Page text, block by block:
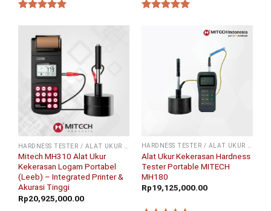
Mitech MH310 Alat Ukur
Kekerasan Logam Portabel
(Leeb) – Integrated Printer &
Akurasi Tinggi
Rp20,925,000.00
HARDNESS TESTER / ALAT UKUR KEKERASAN
Alat Ukur Kekerasan Hardness
Tester Portable MITECH
MH180
Rp19,125,000.00